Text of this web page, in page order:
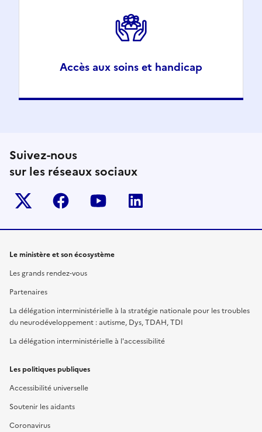
Accès aux soins et handicap
Suivez-nous
sur les réseaux sociaux
Twitter-x facebook youtube
Le ministère et son écosystème
Les grands rendez-vous
Partenaires
La délégation interministérielle à la stratégie nationale pour les troubles
du neurodéveloppement : autisme, Dys, TDAH, TDI
La délégation interministérielle à l'accessibilité
Les politiques publiques
Accessibilité universelle
Soutenir les aidants
Coronavirus